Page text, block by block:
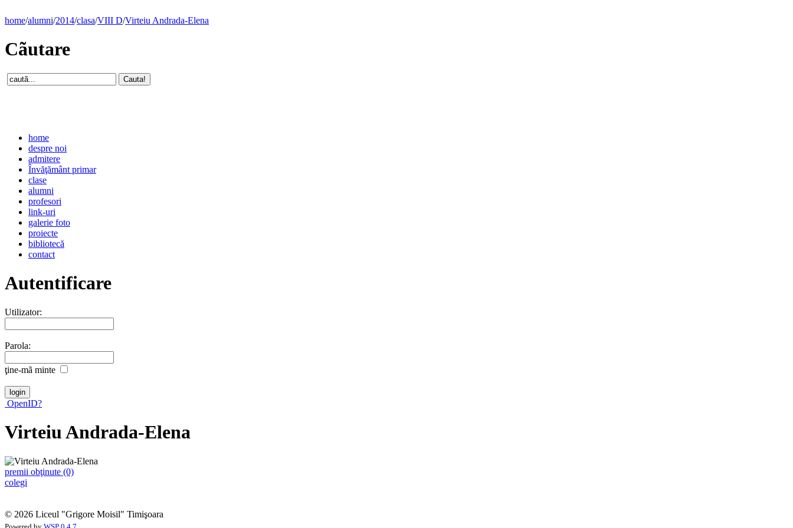
home/alumni/2014/clasa/VIII D/Virteiu Andrada-Elena
Cãutare
home
despre noi
admitere
Învăţământ primar
clase
alumni
profesori
link-uri
galerie foto
proiecte
bibliotecă
contact
Autentificare
Utilizator:
Parola:
ţine-mã minte
OpenID?
Virteiu Andrada-Elena
premii obţinute (0)
colegi
© 2026 Liceul "Grigore Moisil" Timişoara